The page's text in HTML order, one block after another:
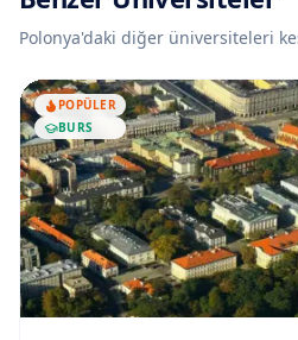
Polonya'daki diğer üniversiteleri
POPÜLER
BURS